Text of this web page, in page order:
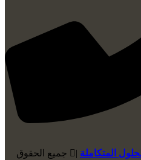
المتكاملة |
ﺟﻤﻴﻊ اﻟﺤﻘﻮق